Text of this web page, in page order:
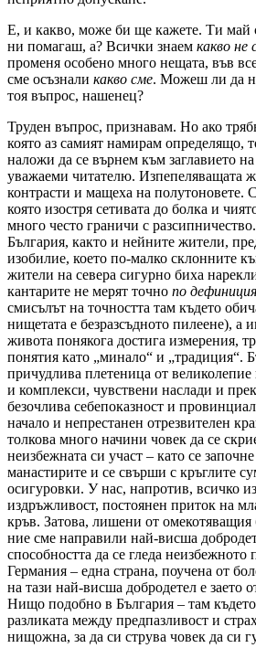
Е, и какво, може би ще кажете. Ти
ни помагаш, а? Всички знаем какво не
променя особено много нещата, във
сме осъзнали какво сме. Можеш ли да
тоя въпрос, нашенец?
Труден въпрос, признавам. Но ако
която аз самият намирам определящо,
наложи да се върнем към заглавието на
уважаеми читателю. Изпепеляващата
контрасти и мащеха на полутоновете.
която изостря сетивата до болка и
много често граничи с
България, както и нейните жители,
изобилие, което по-малко склонните
жители на севера сигурно биха
кантарите не мерят точно по дефиниция
смисълът на точността там където
нищетата е безразсъдното пилеене), а
живота понякога достига измерения,
понятия като „минало“ и „традиция“.
причудлива плетеница от
и комплекси, чувствени наслади и
безочлива себепоказност и
начало и непрестанен отрезвителен
толкова много начини човек да се
неизбежната си участ – като се
манастирите и се свърши с кръглите
осигуровки. У нас, напротив, всичко
издръжливост, постоянен приток на
кръв. Затова, лишени от
ние сме направили най-висша
способността да се гледа неизбежното
Германия – една страна, поучена от
на тази най-висша добродетел е заето
Нищо подобно в България – там
разликата между предпазливост и
нищожна, за да си струва човек да си